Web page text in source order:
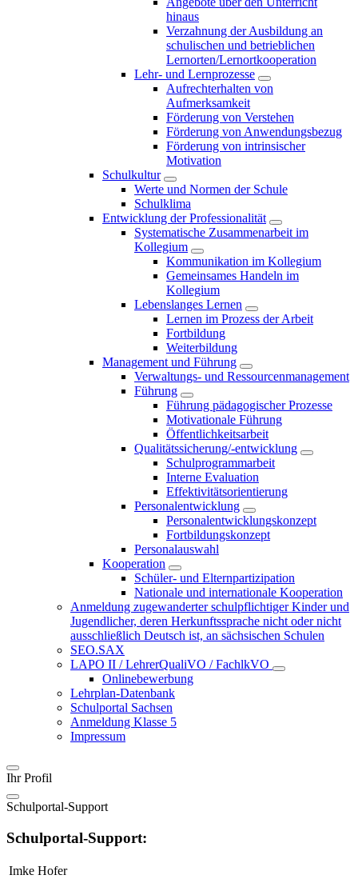
hinaus
Verzahnung der Ausbildung an
schulischen und betrieblichen
Lernorten/Lernortkooperation
Lehr- und Lernprozesse
Aufrechterhalten von
Aufmerksamkeit
Förderung von Verstehen
Förderung von Anwendungsbezug
Förderung von intrinsischer
Motivation
Schulkultur
Werte und Normen der Schule
Schulklima
Entwicklung der Professionalität
Systematische Zusammenarbeit im
Kollegium
Kommunikation im Kollegium
Gemeinsames Handeln im
Kollegium
Lebenslanges Lernen
Lernen im Prozess der Arbeit
Fortbildung
Weiterbildung
Management und Führung
Verwaltungs- und Ressourcenmanagement
Führung
Führung pädagogischer Prozesse
Motivationale Führung
Öffentlichkeitsarbeit
Qualitätssicherung/-entwicklung
Schulprogrammarbeit
Interne Evaluation
Effektivitätsorientierung
Personalentwicklung
Personalentwicklungskonzept
Fortbildungskonzept
Personalauswahl
Kooperation
Schüler- und Elternpartizipation
Nationale und internationale Kooperation
Anmeldung zugewanderter schulpflichtiger Kinder und
Jugendlicher, deren Herkunftssprache nicht oder nicht
ausschließlich Deutsch ist, an sächsischen Schulen
SEO.SAX
LAPO II / LehrerQualiVO / FachlkVO
Onlinebewerbung
Lehrplan-Datenbank
Schulportal Sachsen
Anmeldung Klasse 5
Impressum
Ihr Profil
Schulportal-Support
Schulportal-Support:
Imke Hofer